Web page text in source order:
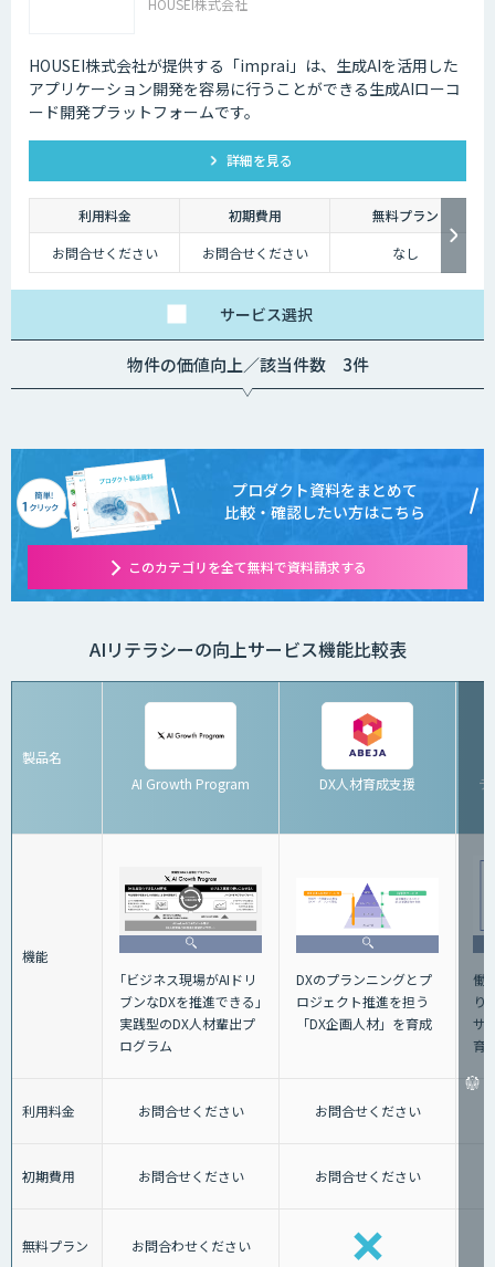
HOUSEI株式会社が提供する「imprai」は、生成AIを活用した
アプリケーション開発を容易に行うことができる生成AIローコ
ード開発プラットフォームです。
詳細を見る
利用料金 初期費用
無料プラン
お問合せください
お問合せください なし
サービス選択
物件の価値向上／該当件数 3件
プロダクト資料をまとめて
比較・確認したい方はこちら
このカテゴリを全て無料で資料請求する
AIリテラシーの向上サービス機能比較表
製品名
AI Growth Program
DX人材育成支援
機能
｢ビジネス現場がAIドリ
ブンなDXを推進できる｣
実践型のDX人材輩出プ
ログラム
DXのプランニングとプ
ロジェクト推進を担う
「DX企画人材」を育成
働
り
サ
育
利用料金 お問合せください お問合せください
初期費用 お問合せください お問合せください
無料プラン お問合わせください